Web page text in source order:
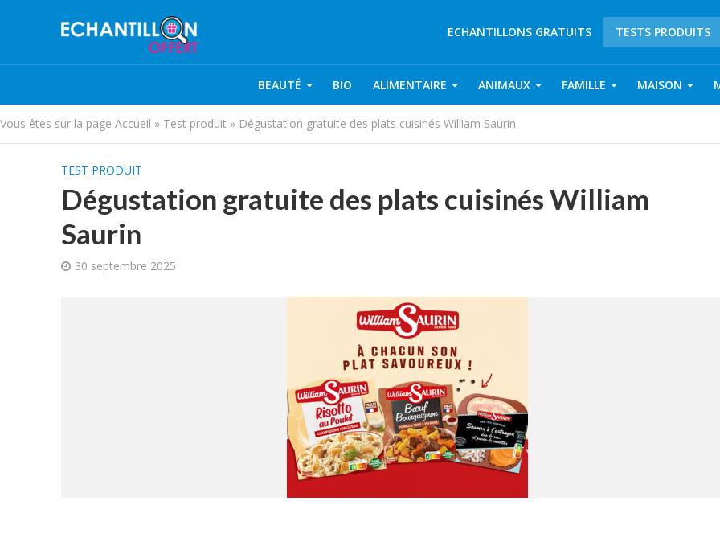
ECHANTILLONS GRATUITS TESTS PRODUITS
BEAUTÉ BIO ALIMENTAIRE ANIMAUX FAMILLE MAISON
Vous êtes sur la page Accueil » Test produit » Dégustation gratuite des plats cuisinés William Saurin
TEST PRODUIT
Dégustation gratuite des plats cuisinés William
Saurin
30 septembre 2025